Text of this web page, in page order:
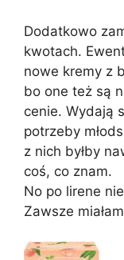
Dodatkowo
kwotach.
nowe kremy z
bo one też są
cenie. Wydają
potrzeby
z nich byłby
coś, co znam.
No po lirene
Zawsze